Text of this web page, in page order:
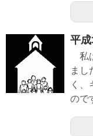
平
私
まし
く、
の